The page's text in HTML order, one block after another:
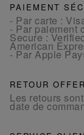
PAIEMENT
- Par carte :
- Par paiement
Secure :
American
- Par Apple
RETOUR
Les retours
date de